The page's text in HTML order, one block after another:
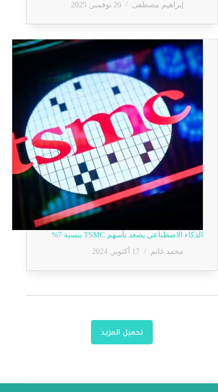
إبراهيم مصطفى
26 نوفمبر, 2025
الذكاء الاصطناعي يصعد بأسهم TSMC بنسبة 7%
محمد غانم
17 أكتوبر, 2024
تحميل المزيد